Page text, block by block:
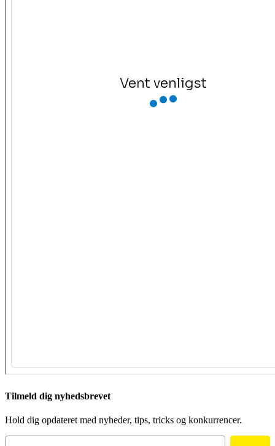
Tilmeld dig nyhedsbrevet
Hold dig opdateret med nyheder, tips, tricks og konkurrencer.